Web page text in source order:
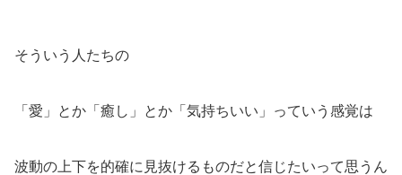
そういう人たちの
「愛」とか「癒し」とか「気持ちいい」っていう感覚は
波動の上下を的確に見抜けるものだと信じたいって思うん